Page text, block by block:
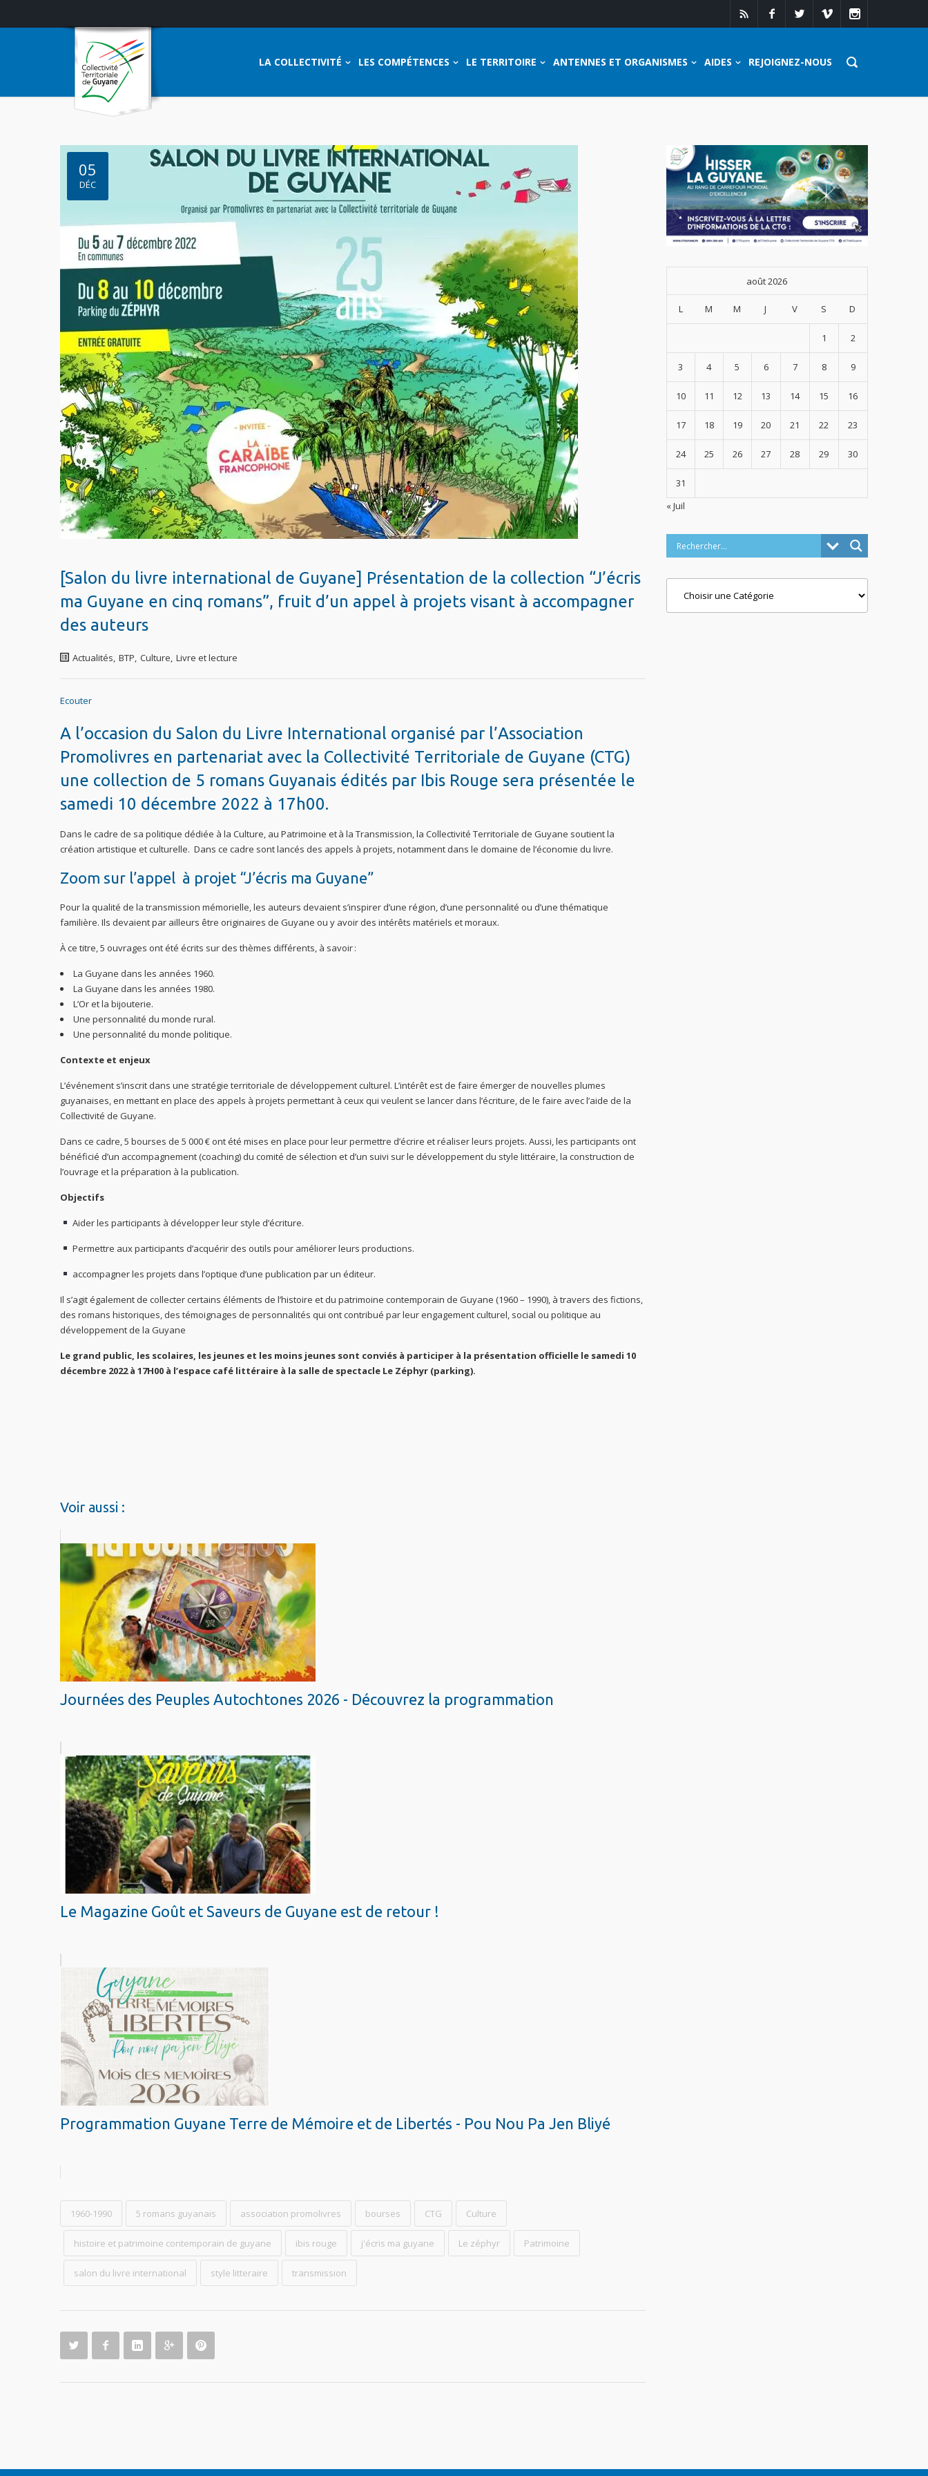
LA COLLECTIVITÉ LES COMPÉTENCES LE TERRITOIRE ANTENNES ET ORGANISMES AIDES REJOIGNEZ-NOUS
05
DÉC
[Salon du livre international de Guyane] Présentation de la collection “J’écris
ma Guyane en cinq romans”, fruit d’un appel à projets visant à accompagner
des auteurs
Actualités, BTP, Culture, Livre et lecture
Ecouter
A l’occasion du Salon du Livre International organisé par l’Association
Promolivres en partenariat avec la Collectivité Territoriale de Guyane (CTG)
une collection de 5 romans Guyanais édités par Ibis Rouge sera présentée le
samedi 10 décembre 2022 à 17h00.
Dans le cadre de sa politique dédiée à la Culture, au Patrimoine et à la Transmission, la Collectivité Territoriale de Guyane soutient la
création artistique et culturelle. Dans ce cadre sont lancés des appels à projets, notamment dans le domaine de l’économie du livre.
Zoom sur l’appel à projet “J’écris ma Guyane”
Pour la qualité de la transmission mémorielle, les auteurs devaient s’inspirer d’une région, d’une personnalité ou d’une thématique
familière. Ils devaient par ailleurs être originaires de Guyane ou y avoir des intérêts matériels et moraux.
À ce titre, 5 ouvrages ont été écrits sur des thèmes différents, à savoir :
La Guyane dans les années 1960.
La Guyane dans les années 1980.
L’Or et la bijouterie.
Une personnalité du monde rural.
Une personnalité du monde politique.
Contexte et enjeux
L’événement s’inscrit dans une stratégie territoriale de développement culturel. L’intérêt est de faire émerger de nouvelles plumes
guyanaises, en mettant en place des appels à projets permettant à ceux qui veulent se lancer dans l’écriture, de le faire avec l’aide de la
Collectivité de Guyane.
Dans ce cadre, 5 bourses de 5 000 € ont été mises en place pour leur permettre d’écrire et réaliser leurs projets. Aussi, les participants ont
bénéficié d’un accompagnement (coaching) du comité de sélection et d’un suivi sur le développement du style littéraire, la construction de
l’ouvrage et la préparation à la publication.
Objectifs
Aider les participants à développer leur style d’écriture.
Permettre aux participants d’acquérir des outils pour améliorer leurs productions.
accompagner les projets dans l’optique d’une publication par un éditeur.
Il s’agit également de collecter certains éléments de l’histoire et du patrimoine contemporain de Guyane (1960 – 1990), à travers des fictions,
des romans historiques, des témoignages de personnalités qui ont contribué par leur engagement culturel, social ou politique au
développement de la Guyane
Le grand public, les scolaires, les jeunes et les moins jeunes sont conviés à participer à la présentation officielle le samedi 10
décembre 2022 à 17H00 à l’espace café littéraire à la salle de spectacle Le Zéphyr (parking).
Voir aussi :
Journées des Peuples Autochtones 2026 - Découvrez la programmation
Le Magazine Goût et Saveurs de Guyane est de retour !
Programmation Guyane Terre de Mémoire et de Libertés - Pou Nou Pa Jen Bliyé
1960-1990 5 romans guyanais association promolivres bourses CTG Culture
histoire et patrimoine contemporain de guyane ibis rouge j'écris ma guyane Le zéphyr Patrimoine
salon du livre international style litteraire transmission
août 2026
L M M J V S D
1 2
3 4 5 6 7 8 9
10 11 12 13 14 15 16
17 18 19 20 21 22 23
24 25 26 27 28 29 30
31
« Juil